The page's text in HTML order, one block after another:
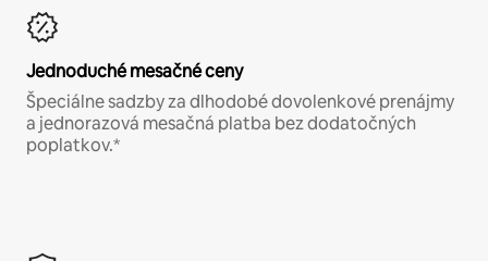
Jednoduché mesačné ceny
Špeciálne sadzby za dlhodobé dovolenkové prenájmy
a jednorazová mesačná platba bez dodatočných
poplatkov.*